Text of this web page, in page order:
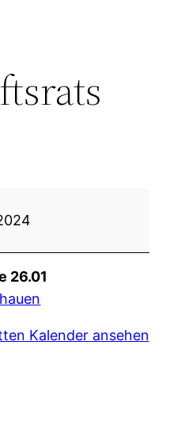
26.01
Kalender ansehen